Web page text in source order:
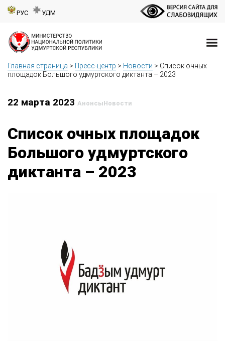
РУС УДМ
Главная страница > Пресс-центр > Новости > Список очных
площадок Большого удмуртского диктанта – 2023
22 марта 2023 АнонсыНовости
Список очных площадок
Большого удмуртского
диктанта – 2023